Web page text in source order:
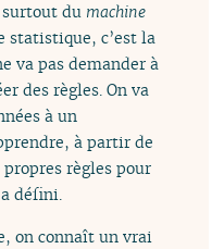
surtout du machine
statistique, c’est la
va pas demander à
des règles. On va
à un
à partir de
règles pour
défini.
on connaît un vrai